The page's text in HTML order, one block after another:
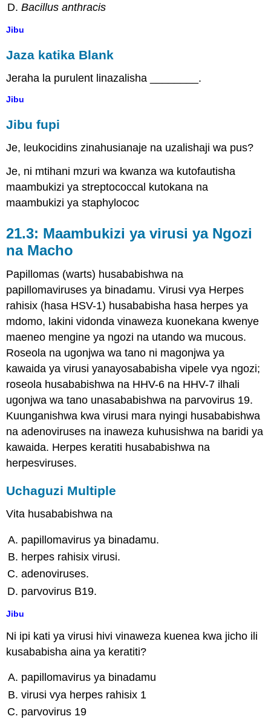
Bacillus anthracis
Jibu
Jaza katika Blank
Jeraha la purulent linazalisha ________.
Jibu
Jibu fupi
Je, leukocidins zinahusianaje na uzalishaji wa pus?
Je, ni mtihani mzuri wa kwanza wa kutofautisha
maambukizi ya streptococcal kutokana na
maambukizi ya staphylococ
21.3: Maambukizi ya virusi ya Ngozi
na Macho
Papillomas (warts) husababishwa na
papillomaviruses ya binadamu. Virusi vya Herpes
rahisix (hasa HSV-1) husababisha hasa herpes ya
mdomo, lakini vidonda vinaweza kuonekana kwenye
maeneo mengine ya ngozi na utando wa mucous.
Roseola na ugonjwa wa tano ni magonjwa ya
kawaida ya virusi yanayosababisha vipele vya ngozi;
roseola husababishwa na HHV-6 na HHV-7 ilhali
ugonjwa wa tano unasababishwa na parvovirus 19.
Kuunganishwa kwa virusi mara nyingi husababishwa
na adenoviruses na inaweza kuhusishwa na baridi ya
kawaida. Herpes keratiti husababishwa na
herpesviruses.
Uchaguzi Multiple
Vita husababishwa na
papillomavirus ya binadamu.
herpes rahisix virusi.
adenoviruses.
parvovirus B19.
Jibu
Ni ipi kati ya virusi hivi vinaweza kuenea kwa jicho ili
kusababisha aina ya keratiti?
papillomavirus ya binadamu
virusi vya herpes rahisix 1
parvovirus 19